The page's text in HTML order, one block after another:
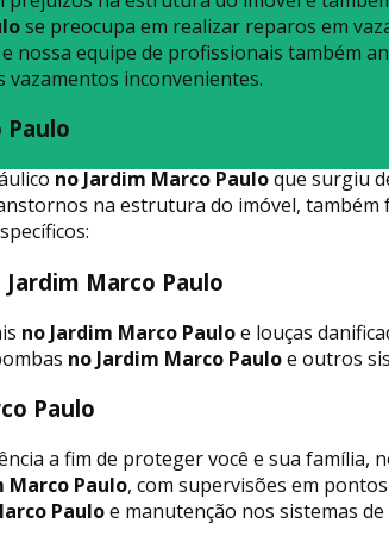
se preocupa em realizar reparos em
nossa equipe de profissionais também
inconvenientes.
Paulo
no Jardim Marco Pauloque surgiu
na estrutura do imóvel, também
Marco Paulo
no Jardim Marco Pauloe louças
no Jardim Marco Pauloe outros
Paulo
a fim de proteger você e sua família,
Marco Paulo, com supervisões em
Pauloe manutenção nos sistemas